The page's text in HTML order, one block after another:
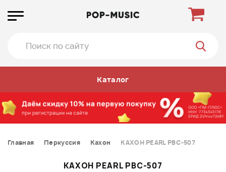
Каталог
Главная Перкуссия Кахон КАХОН PEARL PBC-507
КАХОН PEARL PBC-507